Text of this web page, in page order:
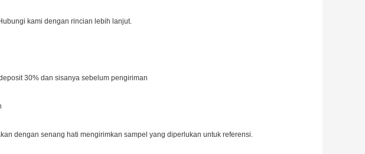
kami dengan rincian lebih lanjut.
30% dan sisanya sebelum pengiriman
dengan senang hati mengirimkan sampel yang diperlukan untuk referensi.